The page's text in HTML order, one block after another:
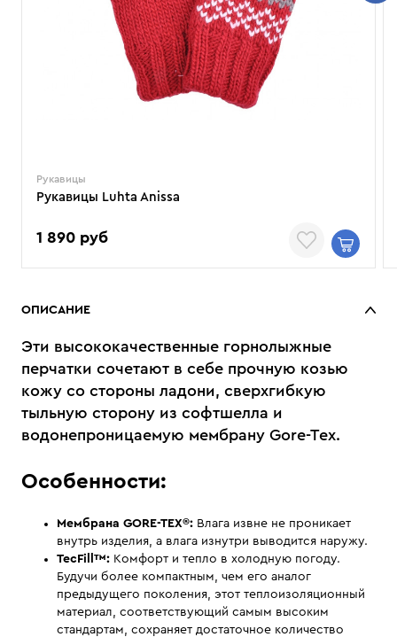
Рукавицы
Рукавицы Luhta Anissa
1 890 руб
ОПИСАНИЕ
Эти высококачественные горнолыжные
перчатки сочетают в себе прочную козью
кожу со стороны ладони, сверхгибкую
тыльную сторону из софтшелла и
водонепроницаемую мембрану Gore-Tex.
Особенности:
Мембрана GORE-TEX®: Влага извне не проникает
внутрь изделия, а влага изнутри выводится наружу.
TecFill™: Комфорт и тепло в холодную погоду.
Будучи более компактным, чем его аналог
предыдущего поколения, этот теплоизоляционный
материал, соответствующий самым высоким
стандартам, сохраняет достаточное количество